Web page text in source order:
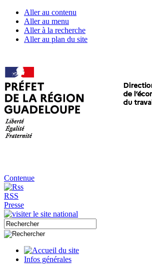
Aller au contenu
Aller au menu
Aller à la recherche
Aller au plan du site
Contenue
RSS
Presse
Infos générales